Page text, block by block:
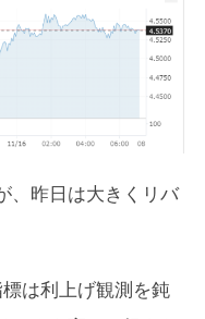
、昨日は大きくリバ
は利上げ観測を鈍